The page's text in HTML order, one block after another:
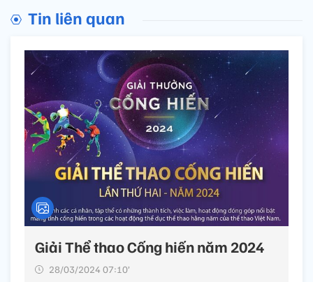
Tin liên quan
Giải Thể thao Cống hiến năm 2024
28/03/2024 07:10’